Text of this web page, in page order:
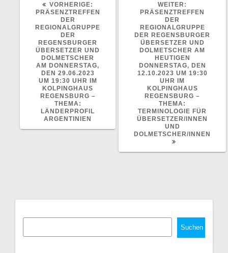
VORHERIGE:
BEITRAG:
PRÄSENZTREFFEN
DER
REGIONALGRUPPE
DER
REGENSBURGER
ÜBERSETZER UND
DOLMETSCHER
AM DONNERSTAG,
DEN 29.06.2023
UM 19:30 UHR IM
KOLPINGHAUS
REGENSBURG –
THEMA:
LÄNDERPROFIL
ARGENTINIEN
WEITER:
BEITRAG:
PRÄSENZTREFFEN
DER
REGIONALGRUPPE
DER REGENSBURGER
ÜBERSETZER UND
DOLMETSCHER AM
HEUTIGEN
DONNERSTAG, DEN
12.10.2023 UM 19:30
UHR IM
KOLPINGHAUS
REGENSBURG –
THEMA:
TERMINOLOGIE FÜR
ÜBERSETZER/INNEN
UND
DOLMETSCHER/INNEN
Suchen